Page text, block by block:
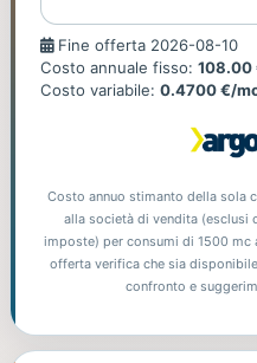
Fine
offerta
Fine offerta 2026-08-10
Costo annuale fisso: 108.00
Costo variabile: 0.4700 €/
Costo annuo stimanto della sola
alla società di vendita (esclusi
imposte) per consumi di 1500 mc
offerta verifica che sia
confronto e